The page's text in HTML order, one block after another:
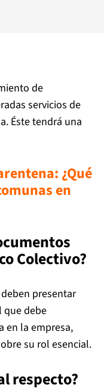
de
servicios de
Éste tendrá una
¿Qué
en
Colectivo?
presentar
que debe
en la empresa,
su rol esencial.
respecto?